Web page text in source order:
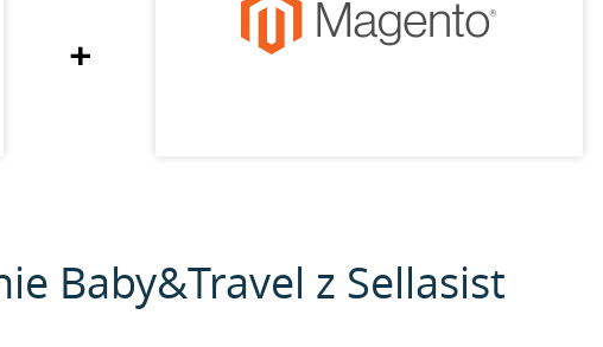
+
Baby&Travel z Sellasist